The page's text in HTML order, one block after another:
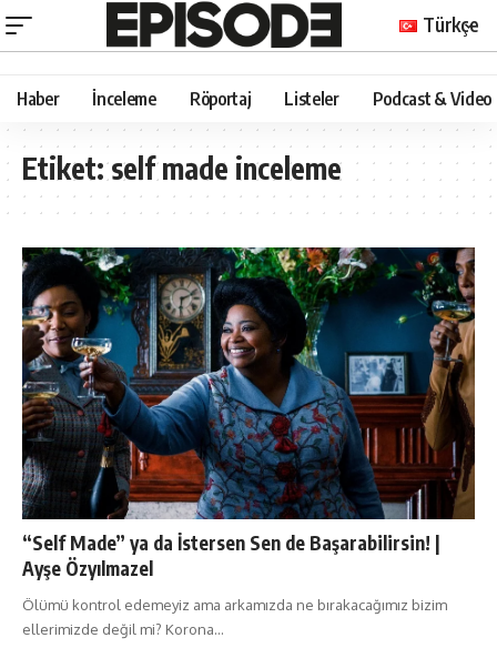
Türkçe
Haber İnceleme Röportaj Listeler Podcast & Video
Etiket:self made inceleme
“Self Made” ya da İstersen Sen de Başarabilirsin! |
Ayşe Özyılmazel
Ölümü kontrol edemeyiz ama arkamızda ne bırakacağımız bizim
ellerimizde değil mi? Korona…